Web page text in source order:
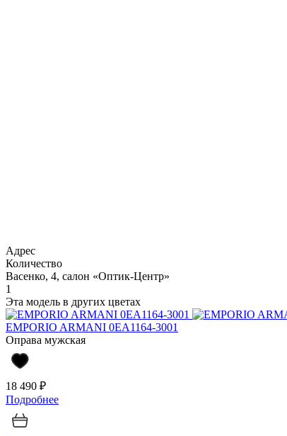
Адрес
Количество
Васенко, 4, салон «Оптик-Центр»
1
Эта модель в других цветах
EMPORIO ARMANI 0EA1164-3001
Оправа мужская
18 490 ₽
Подробнее